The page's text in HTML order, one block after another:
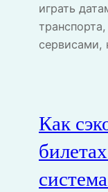
играть
сервисами,
Как